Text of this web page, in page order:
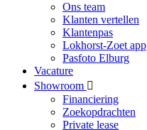
Ons team
Klanten vertellen
Klantenpas
Lokhorst-Zoet app
Pasfoto Elburg
Vacature
Showroom
Financiering
Zoekopdrachten
Private lease